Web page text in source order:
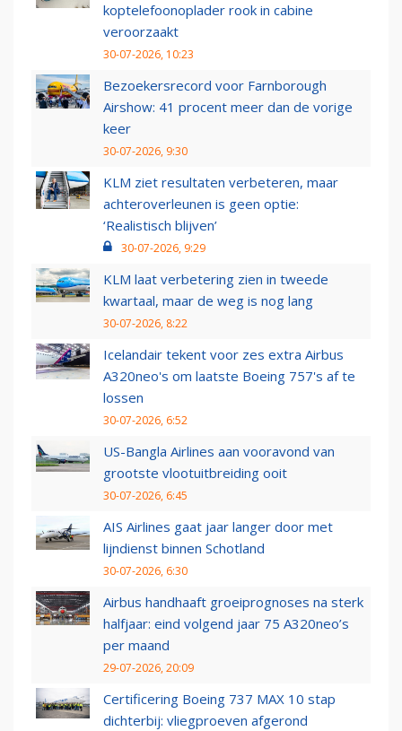
koptelefoonoplader rook in cabine
veroorzaakt
30-07-2026, 10:23
Bezoekersrecord voor Farnborough
Airshow: 41 procent meer dan de vorige
keer
30-07-2026, 9:30
KLM ziet resultaten verbeteren, maar
achteroverleunen is geen optie:
‘Realistisch blijven’
30-07-2026, 9:29
KLM laat verbetering zien in tweede
kwartaal, maar de weg is nog lang
30-07-2026, 8:22
Icelandair tekent voor zes extra Airbus
A320neo's om laatste Boeing 757's af te
lossen
30-07-2026, 6:52
US-Bangla Airlines aan vooravond van
grootste vlootuitbreiding ooit
30-07-2026, 6:45
AIS Airlines gaat jaar langer door met
lijndienst binnen Schotland
30-07-2026, 6:30
Airbus handhaaft groeiprognoses na sterk
halfjaar: eind volgend jaar 75 A320neo’s
per maand
29-07-2026, 20:09
Certificering Boeing 737 MAX 10 stap
dichterbij: vliegproeven afgerond